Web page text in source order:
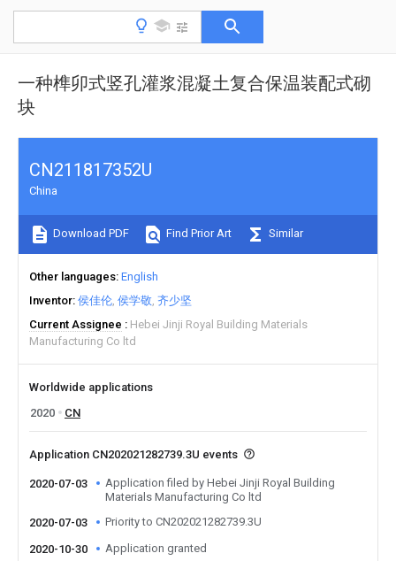
一种榫卯式竖孔灌浆混凝土复合保温装配式砌
块
CN211817352U
China
Download PDF Find Prior Art Similar
Other languages English
Inventor 侯佳伦 侯学敬 齐少坚
Current Assignee
Hebei Jinji Royal Building Materials
Manufacturing Co ltd
Worldwide applications
2020
CN
Application CN202021282739.3U events
2020-07-03
Application filed by Hebei Jinji Royal Building
Materials Manufacturing Co ltd
2020-07-03
Priority to CN202021282739.3U
2020-10-30 Application granted